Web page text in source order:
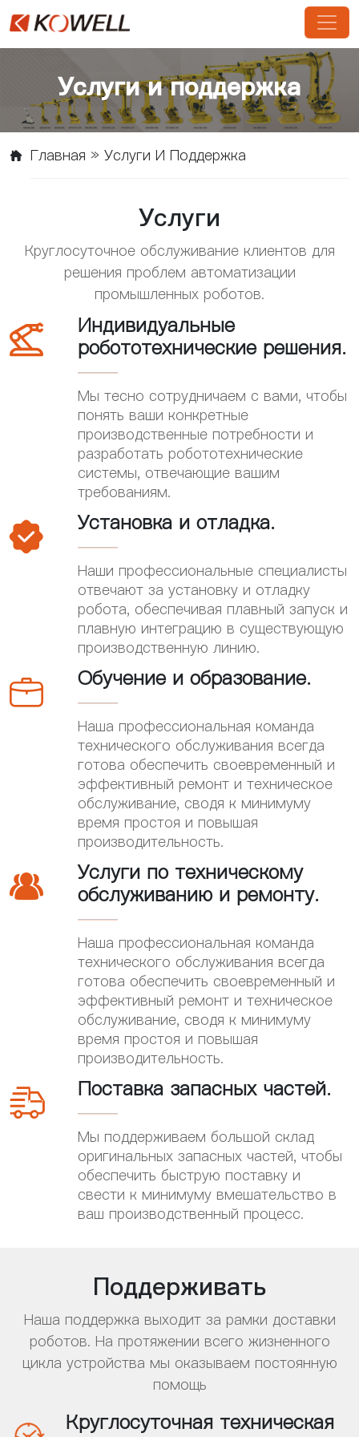
Услуги и поддержка
Главная » Услуги И Поддержка
Услуги
Круглосуточное обслуживание клиентов для
решения проблем автоматизации
промышленных роботов.

Индивидуальные
робототехнические решения.
Мы тесно сотрудничаем с вами, чтобы
понять ваши конкретные
производственные потребности и
разработать робототехнические
системы, отвечающие вашим
требованиям.
 Установка и отладка.
Наши профессиональные специалисты
отвечают за установку и отладку
робота, обеспечивая плавный запуск и
плавную интеграцию в существующую
производственную линию.
 Обучение и образование.
Наша профессиональная команда
технического обслуживания всегда
готова обеспечить своевременный и
эффективный ремонт и техническое
обслуживание, сводя к минимуму
время простоя и повышая
производительность.

Услуги по техническому
обслуживанию и ремонту.
Наша профессиональная команда
технического обслуживания всегда
готова обеспечить своевременный и
эффективный ремонт и техническое
обслуживание, сводя к минимуму
время простоя и повышая
производительность.
 Поставка запасных частей.
Мы поддерживаем большой склад
оригинальных запасных частей, чтобы
обеспечить быструю поставку и
свести к минимуму вмешательство в
ваш производственный процесс.
Поддерживать
Наша поддержка выходит за рамки доставки
роботов. На протяжении всего жизненного
цикла устройства мы оказываем постоянную
помощь
Круглосуточная техническая